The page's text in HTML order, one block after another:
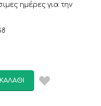
ημέρες για την